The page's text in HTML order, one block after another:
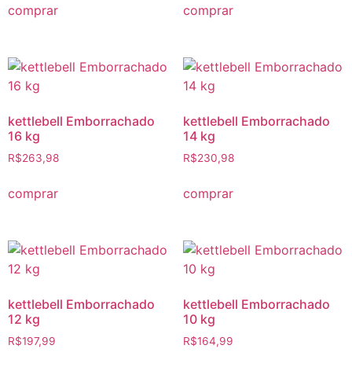
comprar comprar
kettlebell Emborrachado
16 kg
R$263,98
comprar
kettlebell Emborrachado
14 kg
R$230,98
comprar
kettlebell Emborrachado
12 kg
R$197,99
kettlebell Emborrachado
10 kg
R$164,99